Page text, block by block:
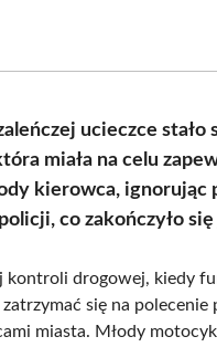
ucieczce
miała na celu
kierowca, ignorując
co zakończyło
kontroli drogowej, kiedy
się na
miasta. Młody